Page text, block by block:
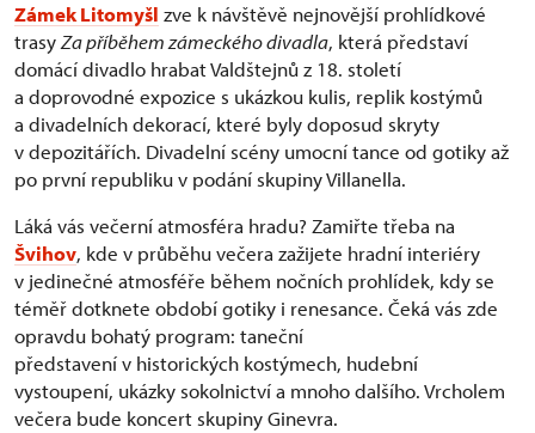
Zámek Litomyšl zve k návštěvě nejnovější prohlídkové
trasyZa příběhem zámeckého divadla, která představí
domácí divadlo hrabat Valdštejnů z 18. století
a doprovodné expozice s ukázkou kulis, replik kostýmů
a divadelních dekorací, které byly doposud skryty
v depozitářích. Divadelní scény umocní tance od gotiky až
po první republiku v podání skupiny Villanella.
Láká vás večerní atmosféra hradu? Zamiřte třeba na
Švihov, kde v průběhu večera zažijete hradní interiéry
v jedinečné atmosféře během nočních prohlídek, kdy se
téměř dotknete období gotiky i renesance. Čeká vás zde
opravdu bohatý program: taneční
představení v historických kostýmech, hudební
vystoupení, ukázky sokolnictví a mnoho dalšího. Vrcholem
večera bude koncert skupiny Ginevra.